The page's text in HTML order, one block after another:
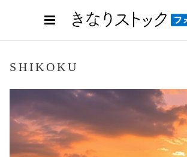
SHIKOKU